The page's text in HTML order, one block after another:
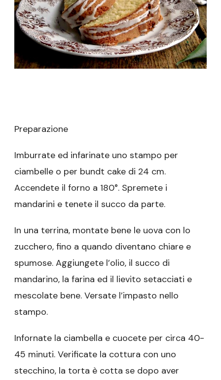
Preparazione
Imburrate ed infarinate uno stampo per
ciambelle o per bundt cake di 24 cm.
Accendete il forno a 180°. Spremete i
mandarini e tenete il succo da parte.
In una terrina, montate bene le uova con lo
zucchero, fino a quando diventano chiare e
spumose. Aggiungete l’olio, il succo di
mandarino, la farina ed il lievito setacciati e
mescolate bene. Versate l’impasto nello
stampo.
Infornate la ciambella e cuocete per circa 40-
45 minuti. Verificate la cottura con uno
stecchino, la torta è cotta se dopo aver